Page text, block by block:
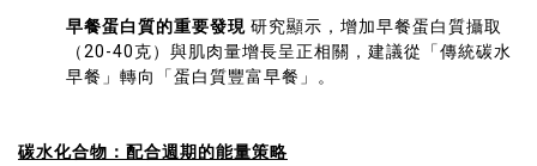
早餐蛋白質的重要發現 研究顯示，增加早餐蛋白質攝取
（20-40克）與肌肉量增長呈正相關，建議從「傳統碳水
早餐」轉向「蛋白質豐富早餐」。
碳水化合物：配合週期的能量策略